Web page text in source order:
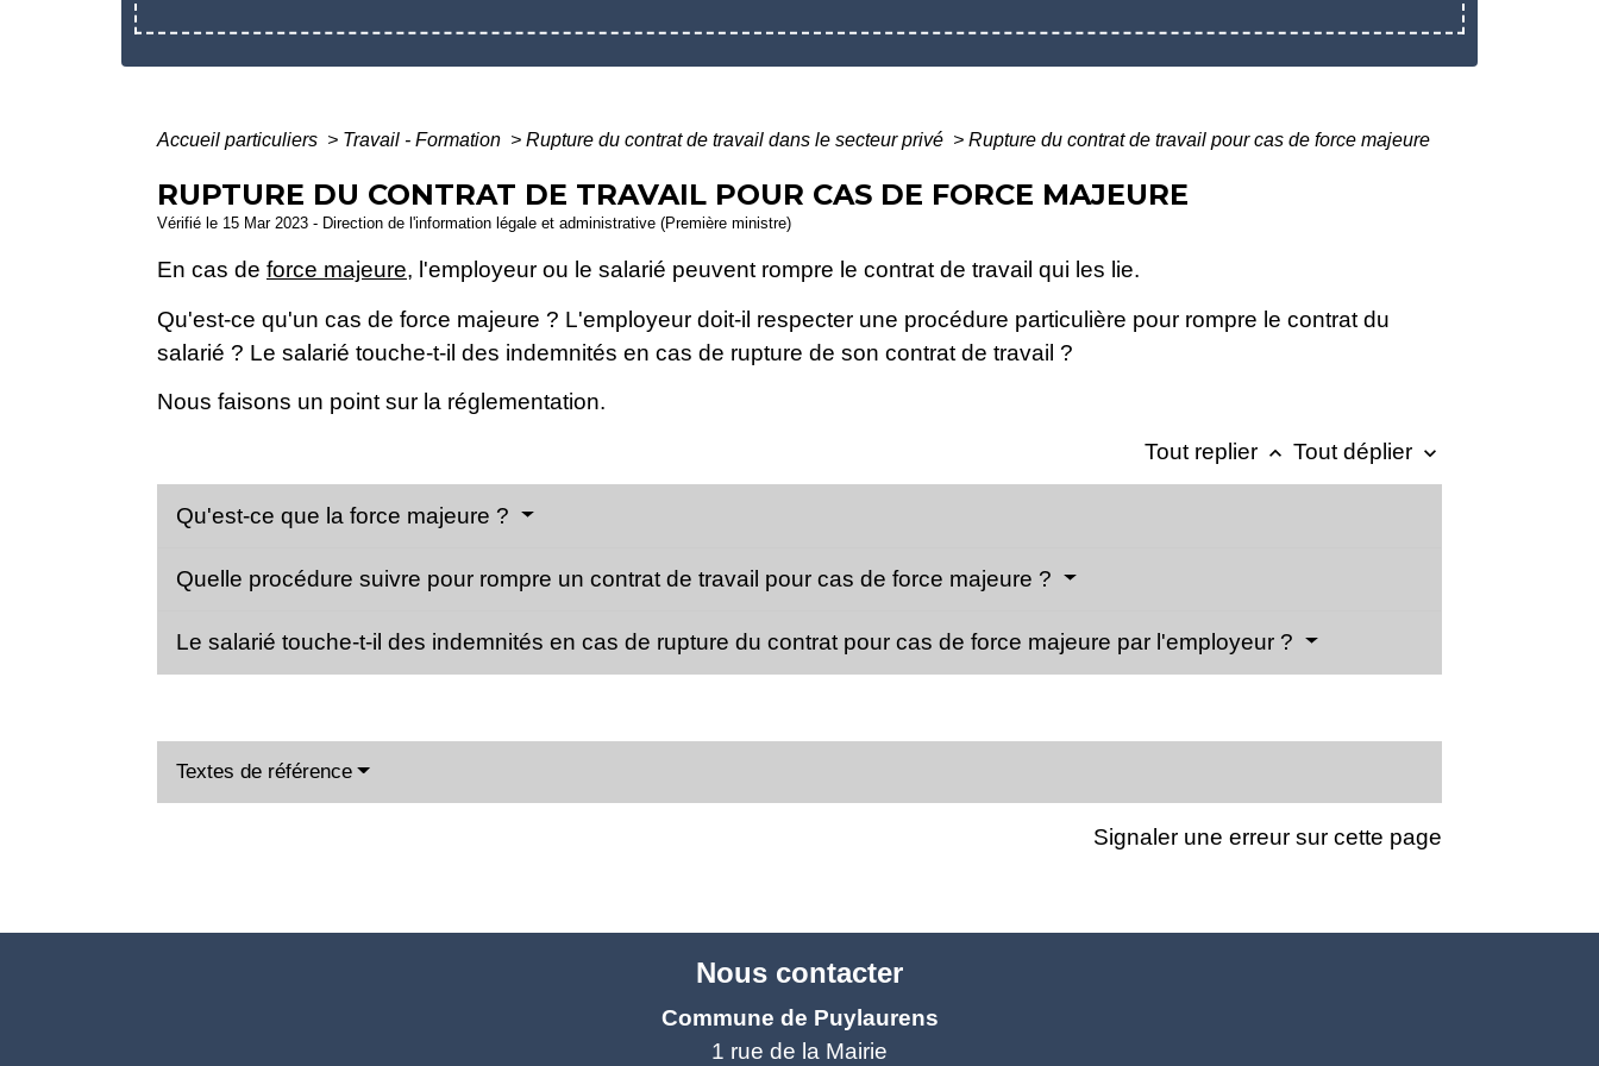
Accueil particuliers > Travail - Formation > Rupture du contrat de travail dans le secteur privé > Rupture du contrat de travail pour cas de force majeure
RUPTURE DU CONTRAT DE TRAVAIL POUR CAS DE FORCE MAJEURE
Vérifié le 15 Mar 2023 - Direction de l'information légale et administrative (Première ministre)
En cas de force majeure, l'employeur ou le salarié peuvent rompre le contrat de travail qui les lie.
Qu'est-ce qu'un cas de force majeure ? L'employeur doit-il respecter une procédure particulière pour rompre le contrat du
salarié ? Le salarié touche-t-il des indemnités en cas de rupture de son contrat de travail ?
Nous faisons un point sur la réglementation.
Tout replier keyboard_arrow_up Tout déplier keyboard_arrow_down
Qu'est-ce que la force majeure ?
Quelle procédure suivre pour rompre un contrat de travail pour cas de force majeure ?
Le salarié touche-t-il des indemnités en cas de rupture du contrat pour cas de force majeure par l'employeur ?
Textes de référence
Signaler une erreur sur cette page
Nous contacter
Commune de Puylaurens
1 rue de la Mairie